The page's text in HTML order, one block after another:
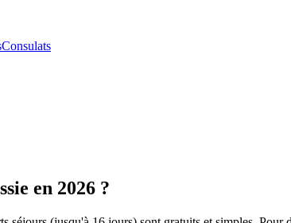
Consulats
en 2026 ?